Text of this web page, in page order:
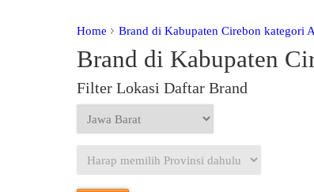
Home Brand di Kabupaten Cirebon kategori
Brand di Kabupaten
Filter Lokasi Daftar Brand